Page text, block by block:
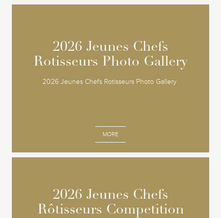
2026 Jeunes Chefs
Rotisseurs Photo Gallery
2026 Jeunes Chefs Rotisseurs Photo Gallery
MORE
2026 Jeunes Chefs
Rotisseurs Photo Gallery
2026 Jeunes Chefs
Rôtisseurs Competition
2026 Jeunes Chefs
Rôtisseurs Competition